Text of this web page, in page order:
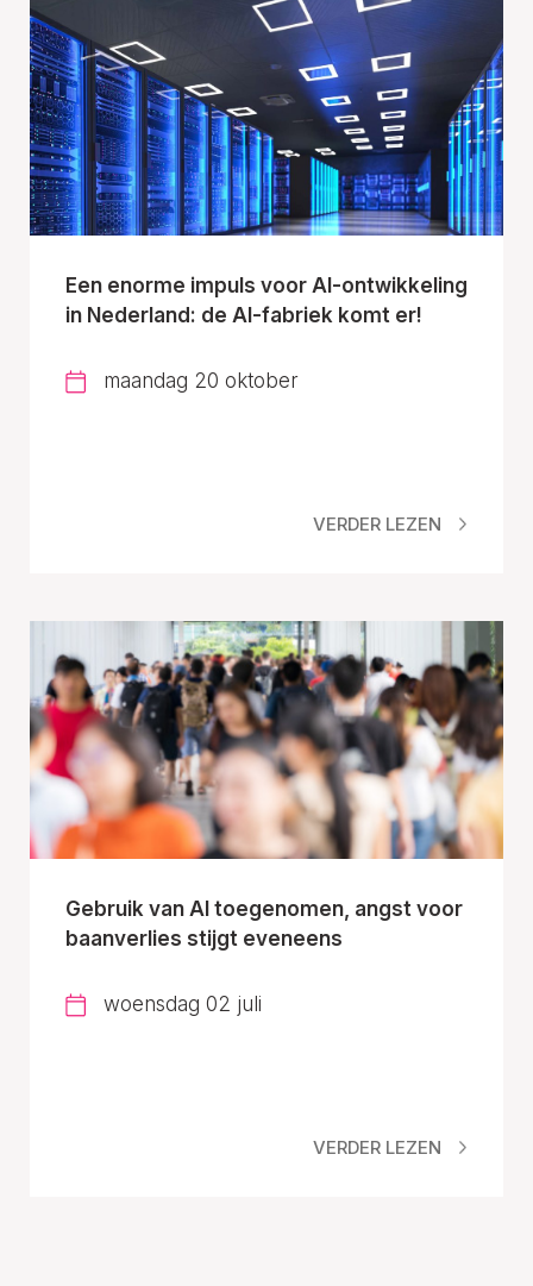
Een enorme impuls voor AI-ontwikkeling
in Nederland: de AI-fabriek komt er!
maandag 20 oktober
VERDER LEZEN
Gebruik van AI toegenomen, angst voor
baanverlies stijgt eveneens
woensdag 02 juli
VERDER LEZEN